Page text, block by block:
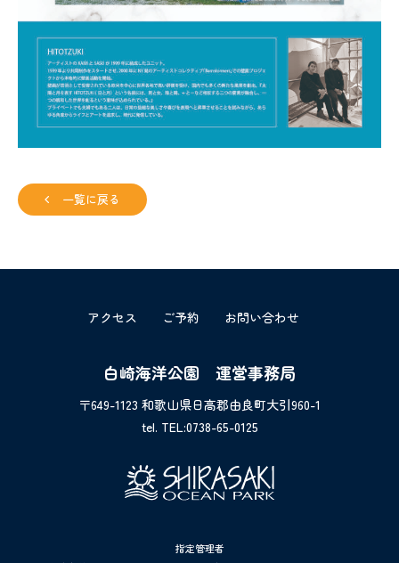
一覧に戻る
アクセス ご予約 お問い合わせ
白崎海洋公園 運営事務局
〒649-1123 和歌山県日高郡由良町大引960-1
tel. TEL:0738-65-0125
指定管理者